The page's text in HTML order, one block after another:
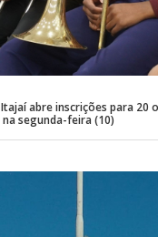
abre inscrições para 20
segunda-feira (10)